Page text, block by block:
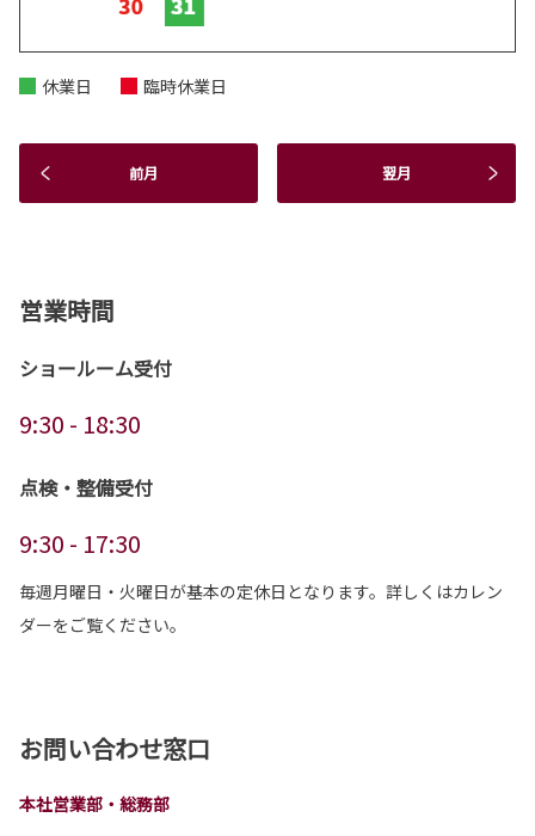
休業日 臨時休業日
前月 翌月
営業時間
ショールーム受付
9:30 - 18:30
点検・整備受付
9:30 - 17:30
毎週月曜日・火曜日が基本の定休日となります。詳しくはカレン
ダーをご覧ください。
お問い合わせ窓口
本社営業部・総務部